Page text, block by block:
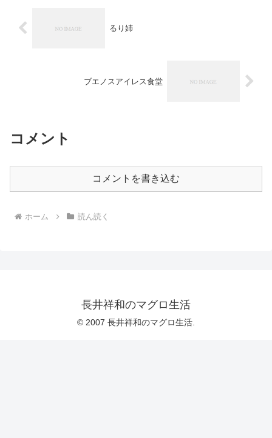
るり姉
ブエノスアイレス食堂
コメント
コメントを書き込む
ホーム 読ん読く
長井祥和のマグロ生活
© 2007 長井祥和のマグロ生活.